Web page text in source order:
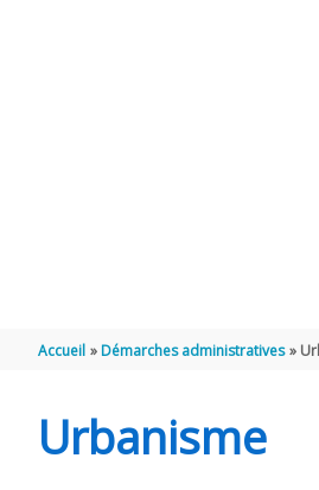
Accueil Démarches administratives
Urbanisme